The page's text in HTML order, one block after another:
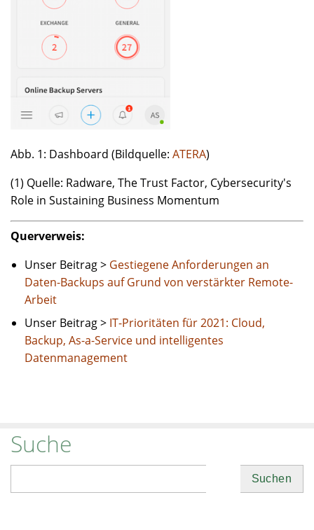
Abb. 1: Dashboard (Bildquelle: ATERA)
(1) Quelle: Radware, The Trust Factor, Cybersecurity's
Role in Sustaining Business Momentum
Querverweis:
Unser Beitrag > Gestiegene Anforderungen an
Daten-Backups auf Grund von verstärkter Remote-
Arbeit
Unser Beitrag > IT-Prioritäten für 2021: Cloud,
Backup, As-a-Service und intelligentes
Datenmanagement
Suche